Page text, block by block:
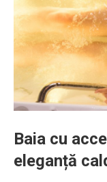
Baia cu
eleganță